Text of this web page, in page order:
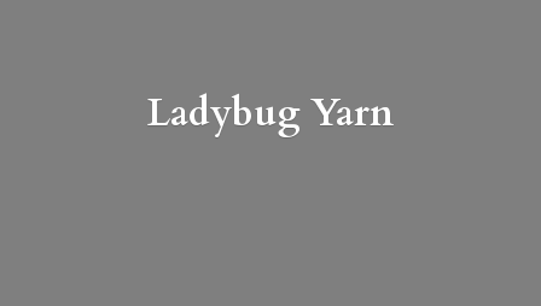
Ladybug Yarn